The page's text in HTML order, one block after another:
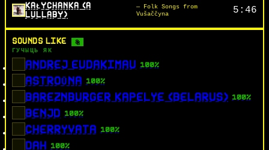
KAŁYCHANKA (A
LULLABY)
— Folk Songs from
Vušaččyna
5:46
SOUNDS LIKE 8
ГУЧЫЦЬ ЯК
ANDREJ EUDAKIMAU 100%
ASTROŪNA 100%
BAREZNBURGER KAPELYE (BELARUS) 100%
BENJD 100%
CHERRYVATA 100%
DAH 100%